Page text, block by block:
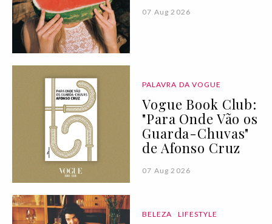
07 Aug 2026
PALAVRA DA VOGUE
Vogue Book Club:
"Para Onde Vão os
Guarda-Chuvas"
de Afonso Cruz
07 Aug 2026
BELEZA LIFESTYLE